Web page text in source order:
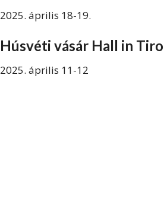
2025. április 18-19.
Húsvéti vásár Hall in
2025. április 11-12